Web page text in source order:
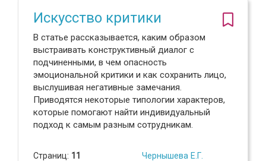
Искусство критики
В статье рассказывается, каким образом
выстраивать конструктивный диалог с
подчиненными, в чем опасность
эмоциональной критики и как сохранить лицо,
выслушивая негативные замечания.
Приводятся некоторые типологии характеров,
которые помогают найти индивидуальный
подход к самым разным сотрудникам.
Страниц: 11
Чернышева Е.Г.